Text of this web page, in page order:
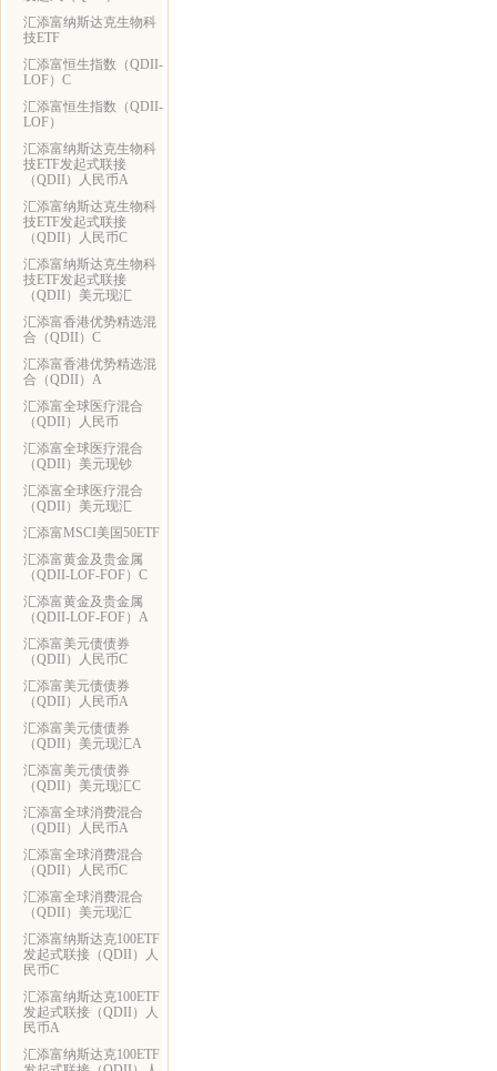
汇添富纳斯达克生物科
技ETF
汇添富恒生指数（QDII-
LOF）C
汇添富恒生指数（QDII-
LOF）
汇添富纳斯达克生物科
技ETF发起式联接
（QDII）人民币A
汇添富纳斯达克生物科
技ETF发起式联接
（QDII）人民币C
汇添富纳斯达克生物科
技ETF发起式联接
（QDII）美元现汇
汇添富香港优势精选混
合（QDII）C
汇添富香港优势精选混
合（QDII）A
汇添富全球医疗混合
（QDII）人民币
汇添富全球医疗混合
（QDII）美元现钞
汇添富全球医疗混合
（QDII）美元现汇
汇添富MSCI美国50ETF
汇添富黄金及贵金属
（QDII-LOF-FOF）C
汇添富黄金及贵金属
（QDII-LOF-FOF）A
汇添富美元债债券
（QDII）人民币C
汇添富美元债债券
（QDII）人民币A
汇添富美元债债券
（QDII）美元现汇A
汇添富美元债债券
（QDII）美元现汇C
汇添富全球消费混合
（QDII）人民币A
汇添富全球消费混合
（QDII）人民币C
汇添富全球消费混合
（QDII）美元现汇
汇添富纳斯达克100ETF
发起式联接（QDII）人
民币C
汇添富纳斯达克100ETF
发起式联接（QDII）人
民币A
汇添富纳斯达克100ETF